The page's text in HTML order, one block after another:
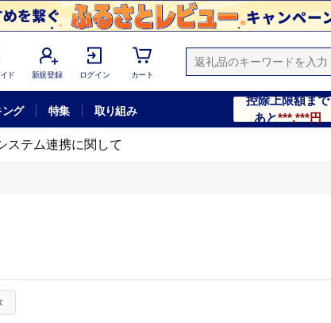
ド 新規登録 ログイン カート
ング 特集 取り組み
控除上限額まで
あと***,***円
ステム連携に関して